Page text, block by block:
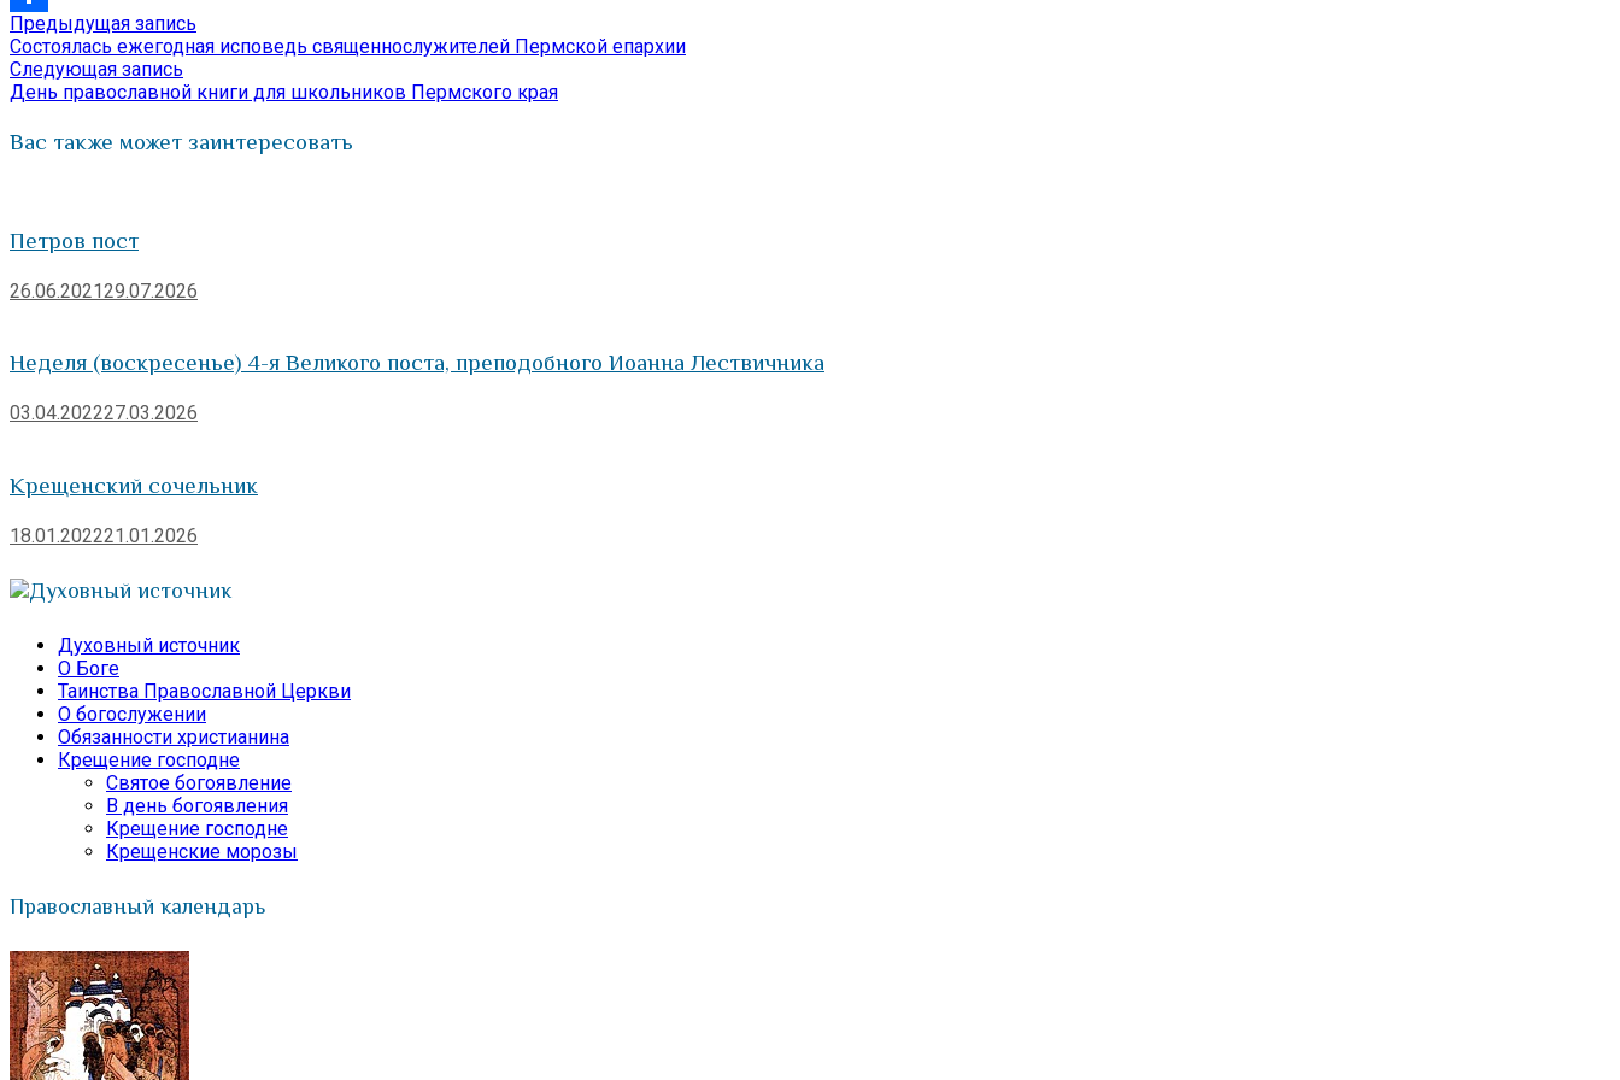
Отправить
Навигация
по
записям
Предыдущая запись
запись:
Состоялась ежегодная исповедь священнослужителей Пермской епархии
Следующая запись
запись:
День православной книги для школьников Пермского края
Вас также может заинтересовать
Петров пост
26.06.202129.07.2026
Неделя (воскресенье) 4-я Великого поста, преподобного Иоанна Лествичника
03.04.202227.03.2026
Крещенский сочельник
18.01.202221.01.2026
Духовный источник
Духовный источник
О Боге
Таинства Православной Церкви
О богослужении
Обязанности христианина
Крещение господне
Святое богоявление
В день богоявления
Крещение господне
Крещенские морозы
Православный календарь